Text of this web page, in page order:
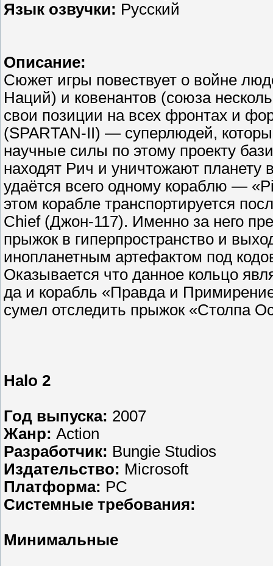
Язык озвучки: Русский
Описание:
Сюжет игры повествует о войне
Наций) и ковенантов (союза
свои позиции на всех фронтах и
(SPARTAN-II) — суперлюдей,
научные силы по этому проекту
находят Рич и уничтожают
удаётся всего одному кораблю —
этом корабле транспортируется
Chief (Джон-117). Именно за него
прыжок в гиперпространство и
инопланетным артефактом под
Оказывается что данное кольцо
да и корабль «Правда и
сумел отследить прыжок «Столпа
Halo 2
Год выпуска: 2007
Жанр: Action
Разработчик: Bungie Studios
Издательство: Microsoft
Платформа: PC
Системные требования:
Минимальные